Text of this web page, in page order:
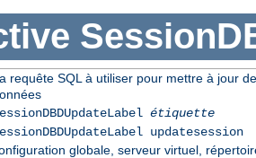
requête SQL à utiliser pour mettre à jour
étiquette
updatesession
globale, serveur virtuel,